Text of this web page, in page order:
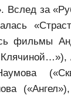
Вслед за
фильмы